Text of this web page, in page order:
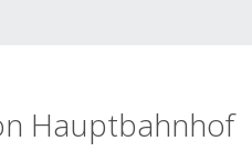
Hauptbahnhof